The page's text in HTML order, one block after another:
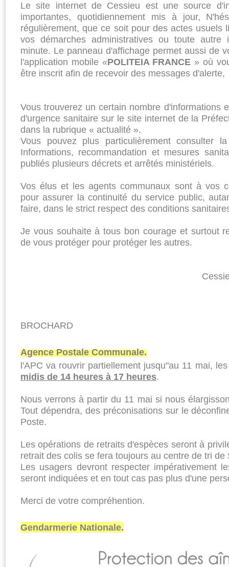
Le site internet de Cessieu est une source
importantes, quotidiennement mis à jour,
régulièrement, que ce soit pour des actes usuels
vos démarches administratives ou toute autre
minute. Le panneau d'affichage permet aussi de
l'application mobile «POLITEIA FRANCE » où
être inscrit afin de recevoir des messages d'alerte,
Vous trouverez un certain nombre d'informations
d'urgence sanitaire sur le site internet de la
dans la rubrique « actualité ».
Vous pouvez plus particulièrement consulter
Informations, recommandation et mesures
publiés plusieurs décrets et arrêtés ministériels.
Vos élus et les agents communaux sont à vos
pour assurer la continuité du service public,
faire, dans le strict respect des conditions
Je vous souhaite à tous bon courage et surtout
de vous protéger pour protéger les autres.
Cessieu le 25
BROCHARD
Agence Postale Communale.
l'APC va rouvrir partiellement jusqu"au 11 mai,
midis de 14 heures à 17 heures.
Nous verrons à partir du 11 mai si nous
Tout dépendra, des préconisations sur le
Poste.
Les opérations de retraits d'espèces seront à
retrait des colis se fera toujours au centre de tri de
Les usagers devront respecter impérativement
seront indiquées et en tout cas pas plus d'une
Merci de votre compréhention.
Gendarmerie Nationale.